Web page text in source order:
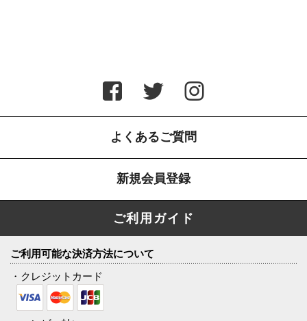
よくあるご質問
新規会員登録
ご利用ガイド
ご利用可能な決済方法について
・クレジットカード